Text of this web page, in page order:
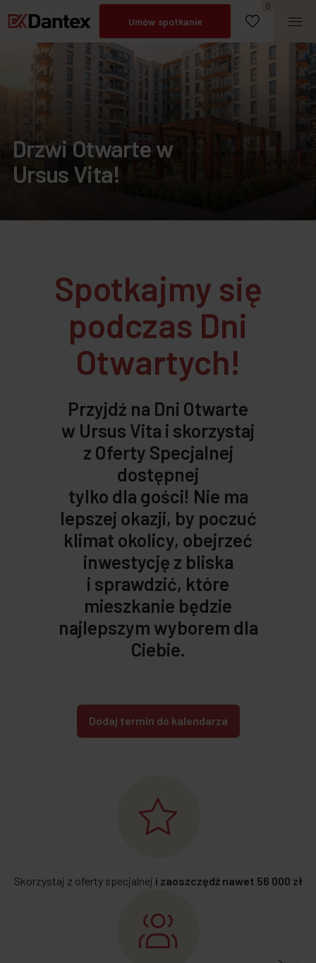
Umów spotkanie
Napisz do nas
Zadzwoń
0
Drzwi Otwarte w
Ursus Vita!
Spotkajmy się
podczas Dni
Otwartych!
Przyjdź na Dni Otwarte
w Ursus Vita i skorzystaj
z Oferty Specjalnej
dostępnej
tylko dla gości! Nie ma
lepszej okazji, by poczuć
klimat okolicy, obejrzeć
inwestycję z bliska
i sprawdzić, które
mieszkanie będzie
najlepszym wyborem dla
Ciebie.
Skorzystaj z oferty specjalnej i zaoszczędź nawet 56 000 zł